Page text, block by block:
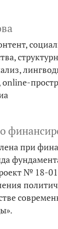
online-
при
№ 18-